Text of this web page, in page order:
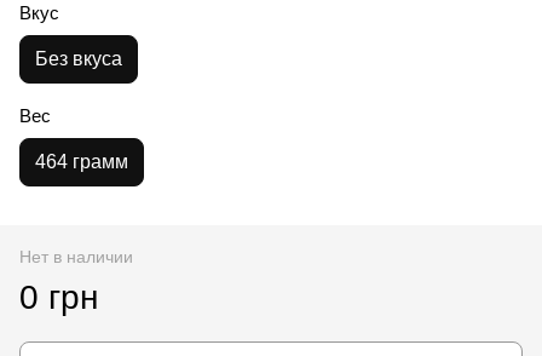
Вкус
Без вкуса
Вес
464 грамм
Нет в наличии
0 грн